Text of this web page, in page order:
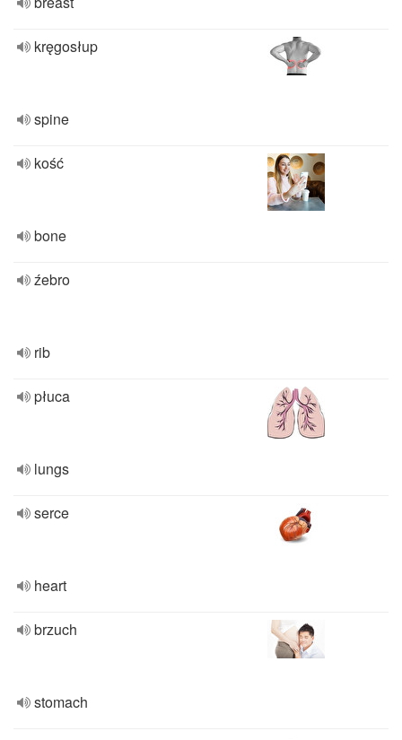
kręgosłup
spine
kość
bone
źebro
rib
płuca
lungs
serce
heart
brzuch
stomach